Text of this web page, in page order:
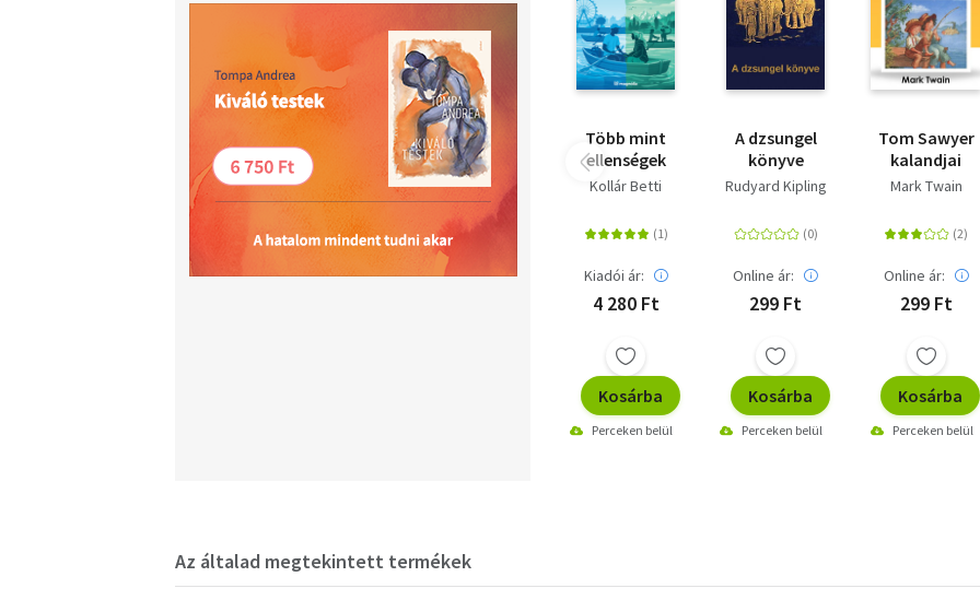
Több mint
ellenségek
Kollár Betti
Kiadói ár:
4 280 Ft
Kosárba
Perceken belül
A dzsungel
könyve
Rudyard Kipling
Online ár:
299 Ft
Kosárba
Perceken belül
Tom Sawyer
kalandjai
Mark Twain
Online ár:
299 Ft
Kosárba
Perceken belül
Az általad megtekintett termékek